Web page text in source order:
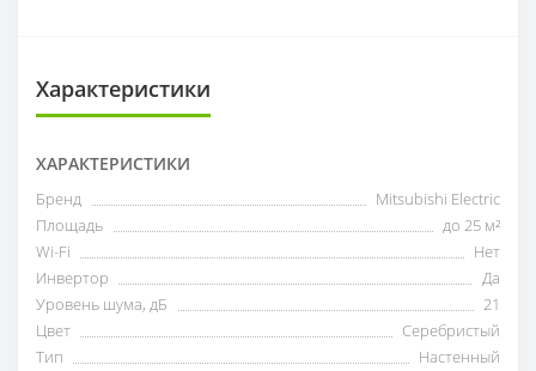
Характеристики
ХАРАКТЕРИСТИКИ
Бренд
Mitsubishi Electric
Площадь
до 25 м²
Wi-Fi
Нет
Инвертор
Да
Уровень шума, дБ
21
Цвет
Серебристый
Тип
Настенный